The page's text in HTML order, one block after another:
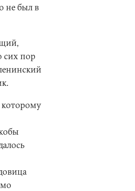
не был в
сих пор
которому